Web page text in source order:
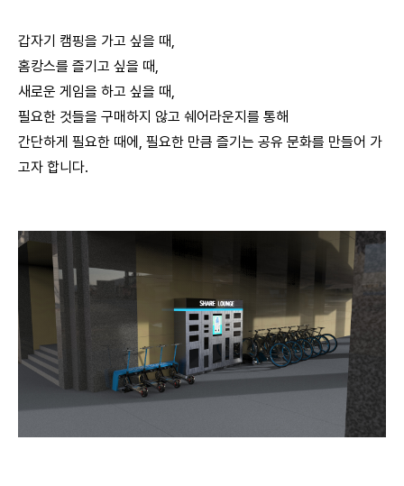
갑자기 캠핑을 가고 싶을 때,
홈캉스를 즐기고 싶을 때,
새로운 게임을 하고 싶을 때,
필요한 것들을 구매하지 않고 쉐어라운지를 통해
간단하게 필요한 때에, 필요한 만큼 즐기는 공유 문화를 만들어 가
고자 합니다.